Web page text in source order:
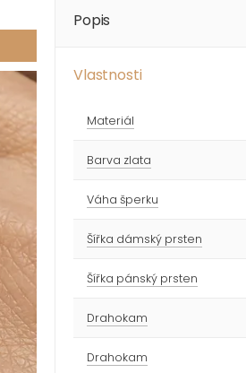
Popis
Vlastnosti
Materiál
Barva zlata
Váha šperku
Šířka dámský prsten
Šířka pánský prsten
Drahokam
Drahokam